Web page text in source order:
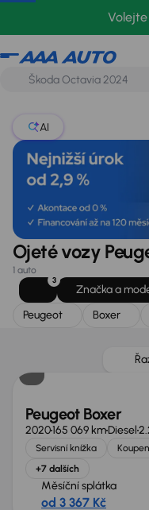
Peugeot
AI
Ojeté vozy
1 auto
3
Značka a
Peugeot
Boxer
Peugeot Boxer
2020165 069 kmDiesel
Servisní knížka
+7 dalších
Měsíční splátka
od 3 367 Kč